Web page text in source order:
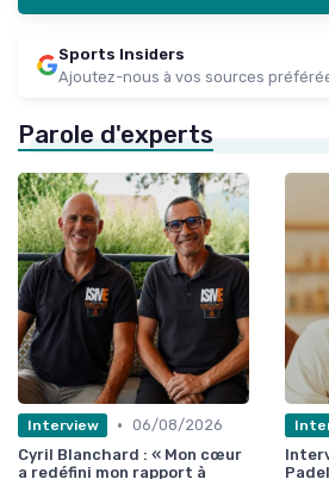
Sports Insiders
Ajoutez-nous à vos sources
Parole d'experts
Interview • 06/08/2026
Cyril Blanchard : « Mon cœur
a redéfini mon rapport à